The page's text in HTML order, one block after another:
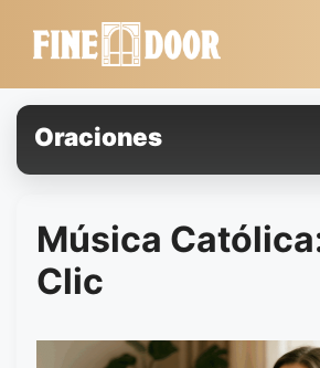
Oraciones
Música
Clic